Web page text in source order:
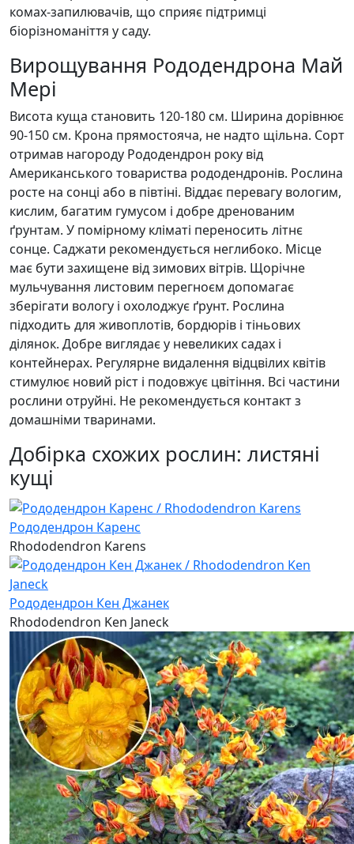
комах-запилювачів, що сприяє підтримці
біорізноманіття у саду.
Вирощування Рододендрона Май
Мері
Висота куща становить 120-180 см. Ширина дорівнює
90-150 см. Крона прямостояча, не надто щільна. Сорт
отримав нагороду Рододендрон року від
Американського товариства рододендронів. Рослина
росте на сонці або в півтіні. Віддає перевагу вологим,
кислим, багатим гумусом і добре дренованим
ґрунтам. У помірному кліматі переносить літнє
сонце. Саджати рекомендується неглибоко. Місце
має бути захищене від зимових вітрів. Щорічне
мульчування листовим перегноєм допомагає
зберігати вологу і охолоджує ґрунт. Рослина
підходить для живоплотів, бордюрів і тіньових
ділянок. Добре виглядає у невеликих садах і
контейнерах. Регулярне видалення відцвілих квітів
стимулює новий ріст і подовжує цвітіння. Всі частини
рослини отруйні. Не рекомендується контакт з
домашніми тваринами.
Добірка схожих рослин: листяні
кущі
Рододендрон Каренс
Rhododendron Karens
Рододендрон Кен Джанек
Rhododendron Ken Janeck